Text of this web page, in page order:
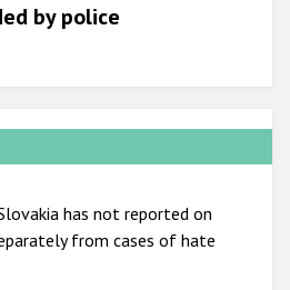
by police
has not reported on
from cases of hate